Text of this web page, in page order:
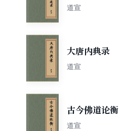
道宣
大唐内典录
道宣
古今佛道论衡
道宣